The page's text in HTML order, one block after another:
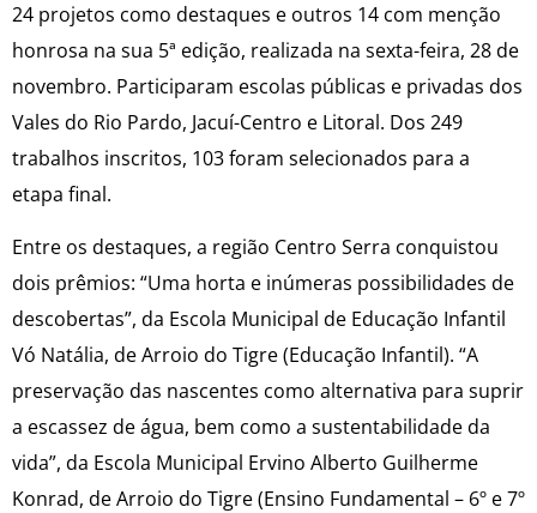
24 projetos como destaques e outros 14 com menção
honrosa na sua 5ª edição, realizada na sexta-feira, 28 de
novembro. Participaram escolas públicas e privadas dos
Vales do Rio Pardo, Jacuí-Centro e Litoral. Dos 249
trabalhos inscritos, 103 foram selecionados para a
etapa final.
Entre os destaques, a região Centro Serra conquistou
dois prêmios: “Uma horta e inúmeras possibilidades de
descobertas”, da Escola Municipal de Educação Infantil
Vó Natália, de Arroio do Tigre (Educação Infantil). “A
preservação das nascentes como alternativa para suprir
a escassez de água, bem como a sustentabilidade da
vida”, da Escola Municipal Ervino Alberto Guilherme
Konrad, de Arroio do Tigre (Ensino Fundamental – 6º e 7º